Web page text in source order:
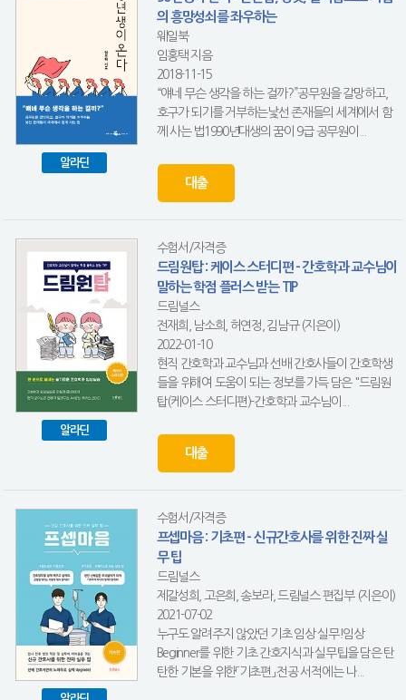
알라딘
의 흥망성쇠를 좌우하는
웨일북
임홍택 지음
2018-11-15
“얘네 무슨 생각을 하는 걸까?”공무원을 갈망하고,
호구가 되기를 거부하는낯선 존재들의 세계에서 함
께 사는 법1990년대생의 꿈이 9급 공무원이...
대출
알라딘
수험서/자격증
드림원탑 : 케이스 스터디편 - 간호학과 교수님이
말하는 학점 플러스 받는 TIP
드림널스
전재희, 남소희, 허연정, 김남규 (지은이)
2022-01-10
현직 간호학과 교수님과 선배 간호사들이 간호학생
들을 위해여 도움이 되는 정보를 가득 담은 "드림원
탑(케이스 스터디편)-간호학과 교수님이...
대출
수험서/자격증
프셉마음 : 기초편 - 신규간호사를 위한 진짜 실
무 팁
드림널스
제갈성희, 고은희, 송보라, 드림널스 편집부 (지은이)
2021-07-02
누구도 알려주지 않았던 기초 임상 실무!임상
Beginner를 위한 기초 간호지식과 실무팁을 담은 탄
탄한 기본을 위한「기초편」.전공 서적에는 나...